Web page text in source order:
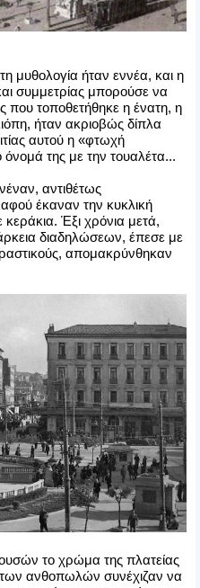
μυθολογία ήταν εννέα, και η
συμμετρίας μπορούσε να
που τοποθετήθηκε η ένατη, η
ήταν ακριοβώς δίπλα
αυτού η «φτωχή
όνομά της με την τουαλέτα...
αντιθέτως
έκαναν την κυκλική
κεράκια. Έξι χρόνια μετά,
διαδηλώσεων, έπεσε με
απομακρύνθηκαν
το χρώμα της πλατείας
ανθοπωλών συνέχιζαν να